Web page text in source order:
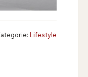
Lifestyle